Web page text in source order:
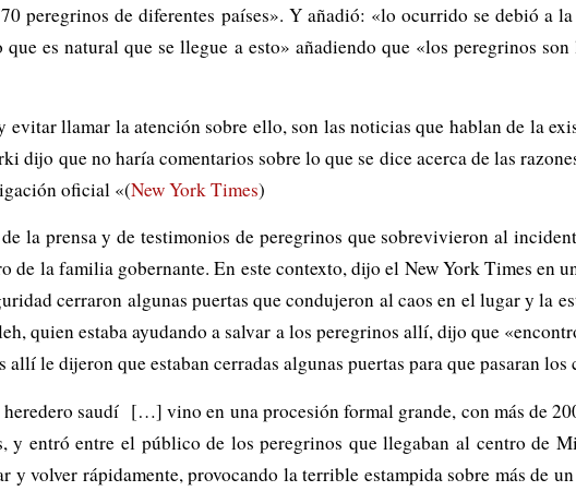
peregrinos de diferentes países». Y añadió: «lo ocurrido se debió a
es natural que se llegue a esto» añadiendo que «los peregrinos
llamar la atención sobre ello, son las noticias que hablan de la
dijo que no haría comentarios sobre lo que se dice acerca de las
oficial «(New York Times)
la prensa y de testimonios de peregrinos que sobrevivieron al
de la familia gobernante. En este contexto, dijo el New York Times en
cerraron algunas puertas que condujeron al caos en el lugar y la
quien estaba ayudando a salvar a los peregrinos allí, dijo que
le dijeron que estaban cerradas algunas puertas para que pasaran
saudí […] vino en una procesión formal grande, con más de
y entró entre el público de los peregrinos que llegaban al centro de
volver rápidamente, provocando la terrible estampida sobre más de